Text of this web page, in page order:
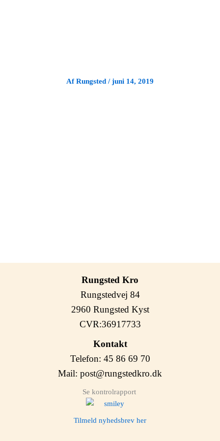
AfRungsted /juni 14, 2019
Rungsted Kro
Rungstedvej 84
2960 Rungsted Kyst
CVR:36917733
Kontakt
Telefon: 45 86 69 70
Mail: post@rungstedkro.dk
Se kontrolrapport
Tilmeld nyhedsbrev her